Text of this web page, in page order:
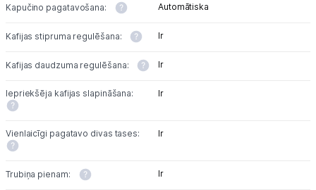
Kapučino pagatavošana: Automātiska
Kafijas stipruma regulēšana: Ir
Kafijas daudzuma regulēšana: Ir
Iepriekšēja kafijas slapināšana: Ir
Vienlaicīgi pagatavo divas tases: Ir
Trubiņa pienam: Ir